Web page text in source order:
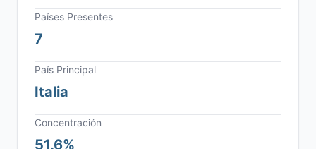
Países Presentes
7
País Principal
Italia
Concentración
51.6%